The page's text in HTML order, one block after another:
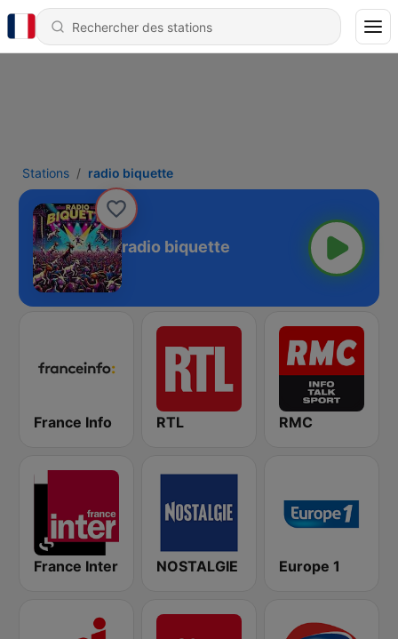
Stations radio biquette
radio biquette
France Info RTL RMC
France Inter NOSTALGIE Europe 1